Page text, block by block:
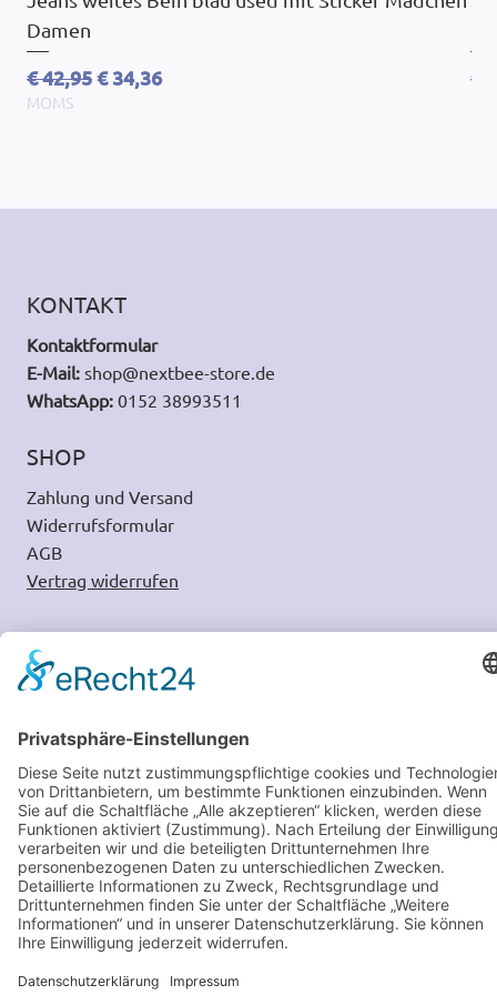
Damen
Standardpreis
€ 42,95Sale-Preis
€ 34,36
MOMS
€
KONTAKT
Kontaktformular
E-Mail: shop@nextbee-store.de
WhatsApp: 0152 38993511
SHOP
Zahlung und Versand
Widerrufsformular
AGB
Vertrag widerrufen
RECHTLICHES
Widerrufsbelehrung
Datenschutz
Barrierefreiheit